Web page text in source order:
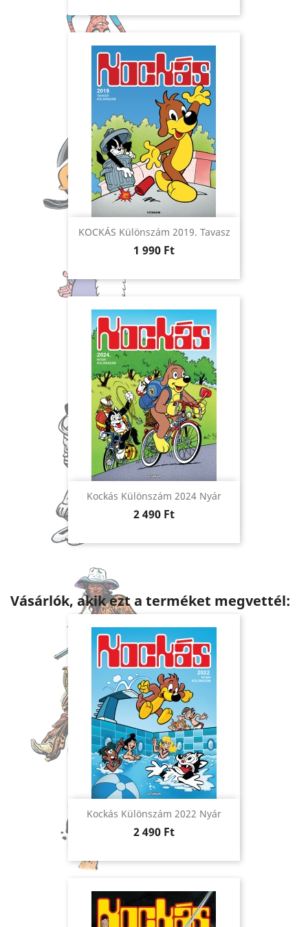
KOCKÁS Különszám 2019. Tavasz
Ár
1 990 Ft
Kockás Különszám 2024 Nyár
Ár
2 490 Ft
Vásárlók, akik ezt a terméket megvettél:
Kockás Különszám 2022 Nyár
Ár
2 490 Ft